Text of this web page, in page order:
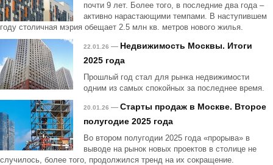
почти 9 лет. Более того, в последние два года –
активно нарастающими темпами. В наступившем
году столичная мэрия обещает 2.5 млн кв. метров нового жилья.
22.01.26 — Недвижимость Москвы. Итоги
2025 года
Прошлый год стал для рынка недвижимости
одним из самых спокойных за последнее время.
20.01.26 — Старты продаж в Москве. Второе
полугодие 2025 года
Во втором полугодии 2025 года «прорыва» в
выводе на рынок новых проектов в столице не
случилось, более того, продолжился тренд на их сокращение.